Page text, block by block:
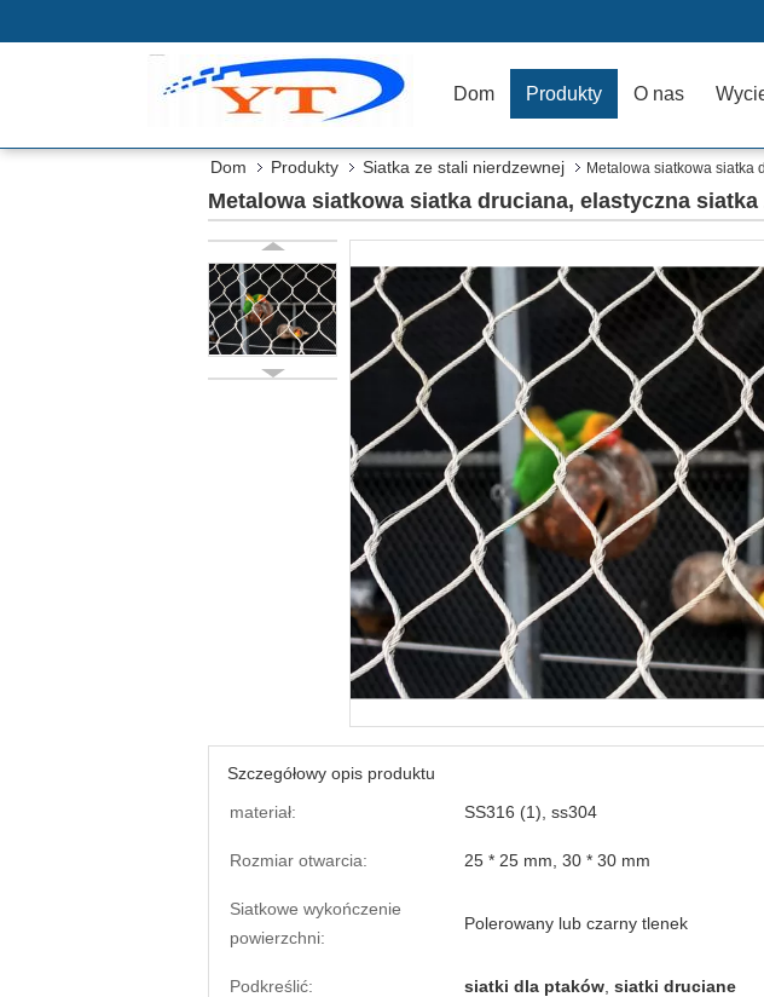
Dom Produkty O nas
Dom Produkty Siatka ze stali nierdzewnej Metalowa siatkowa siatka
Metalowa siatkowa siatka druciana, elastyczna
Szczegółowy opis produktu
materiał:
SS316 (1), ss304
Rozmiar otwarcia: 25 * 25 mm, 30 * 30 mm
Siatkowe wykończenie
powierzchni:
Polerowany lub czarny tlenek
Podkreślić: siatki dla ptaków siatki druciane